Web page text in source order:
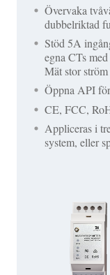
Övervaka
dubbelriktad
Stöd 5A
egna CTs
Mät stor
Öppna API
CE, FCC,
Appliceras i
system, eller